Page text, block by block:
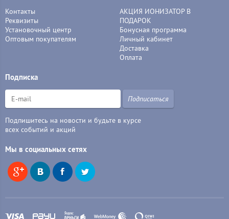
Контакты
Реквизиты
Установочный центр
Оптовым покупателям
АКЦИЯ ИОНИЗАТОР В
ПОДАРОК
Бонусная программа
Личный кабинет
Доставка
Оплата
Подписка
Подписаться
Подпишитесь на новости и будьте в курсе
всех событий и акций
Мы в социальных сетях